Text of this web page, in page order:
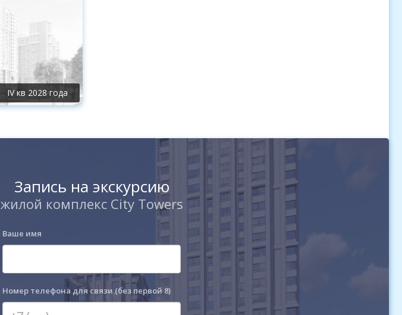
IV кв 2028 года
Запись на экскурсию
жилой комплекс City Towers
Ваше имя
Номер телефона для связи (без первой 8)